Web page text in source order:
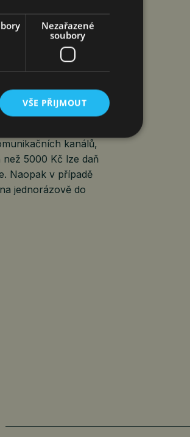
ve druhé
schránky, další
schránkách
kanálů,
5000 Kč lze daň
Naopak v případě
jednorázově do
Nezařazené
soubory
VŠE PŘIJMOUT